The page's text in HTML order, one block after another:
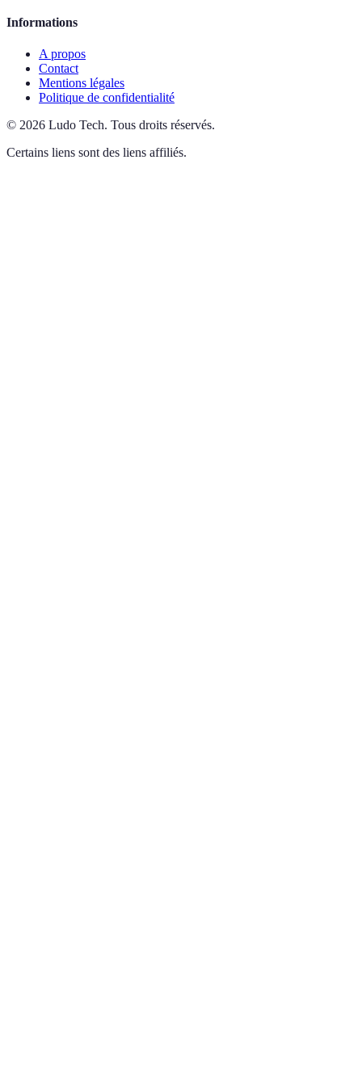
Informations
A propos
Contact
Mentions légales
Politique de confidentialité
© 2026 Ludo Tech. Tous droits réservés.
Certains liens sont des liens affiliés.